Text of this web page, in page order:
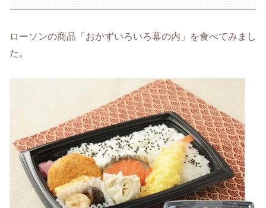
ローソンの商品「おかずいろいろ幕の内」を食べてみまし
た。